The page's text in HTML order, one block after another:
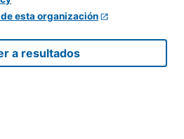
esta organización
a resultados